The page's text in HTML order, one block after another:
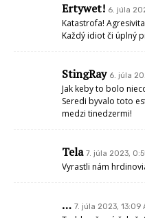
Ertywet! 6. júla
Katastrofa!
Každý idiot či úplný
StingRay 6. júla
Jak keby to bolo
Seredi byvalo toto
medzi tinedzermi!
Tela 7. júla 2023,
Vyrastli nám
… 7. júla 2023, 13:09